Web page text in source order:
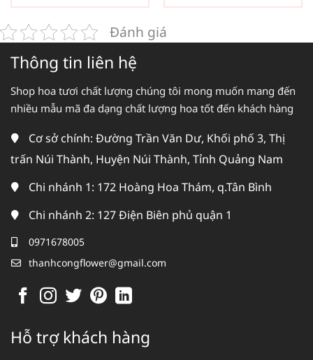
Đánh giá
Thông tin liên hệ
Shop hoa tươi chất lượng chúng tôi mong muốn mang đến
nhiều mẫu mã đa dạng chất lượng hoa tốt đến khách hàng
Cơ sở chính: Đường Trần Văn Dư, Khối phố 3, Thị
trấn Núi Thành, Huyện Núi Thành, Tỉnh Quảng Nam
Chi nhánh 1: 172 Hoàng Hoa Thám, q.Tân Bình
Chi nhánh 2: 127 Điện Biên phủ quận 1
0971678005
thanhcongflower@gmail.com
Hỗ trợ khách hàng